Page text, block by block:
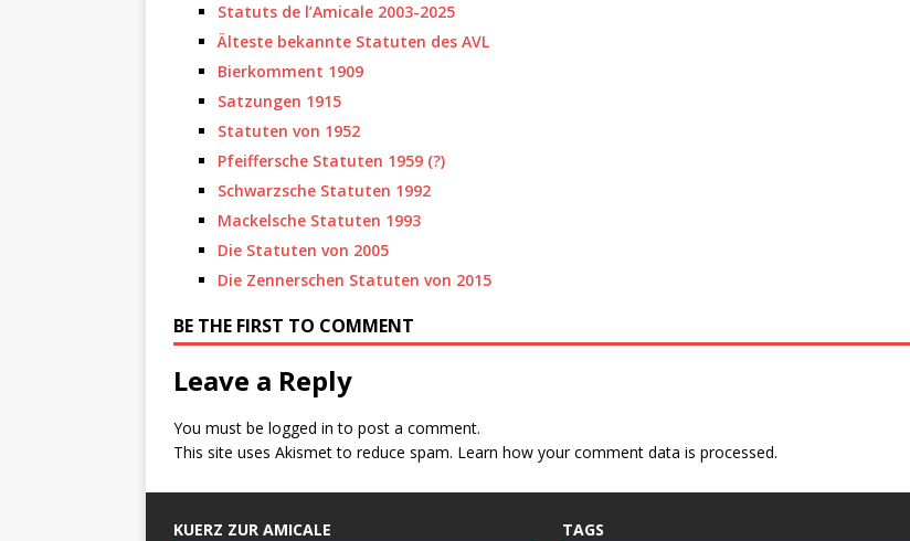
Statuts de l’Amicale 2003-2025
Älteste bekannte Statuten des AVL
Bierkomment 1909
Satzungen 1915
Statuten von 1952
Pfeiffersche Statuten 1959 (?)
Schwarzsche Statuten 1992
Mackelsche Statuten 1993
Die Statuten von 2005
Die Zennerschen Statuten von 2015
BE THE FIRST TO COMMENT
Leave a Reply
You must be logged in to post a comment.
This site uses Akismet to reduce spam. Learn how your comment data is processed.
KUERZ ZUR AMICALE TAGS